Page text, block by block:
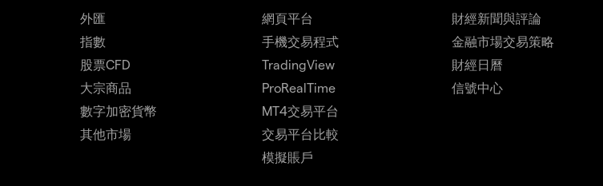
外匯
指數
股票CFD
大宗商品
數字加密貨幣
其他市場
網頁平台
手機交易程式
TradingView
ProRealTime
MT4交易平台
交易平台比較
模擬賬戶
財經新聞與評論
金融市場交易策略
財經日曆
信號中心